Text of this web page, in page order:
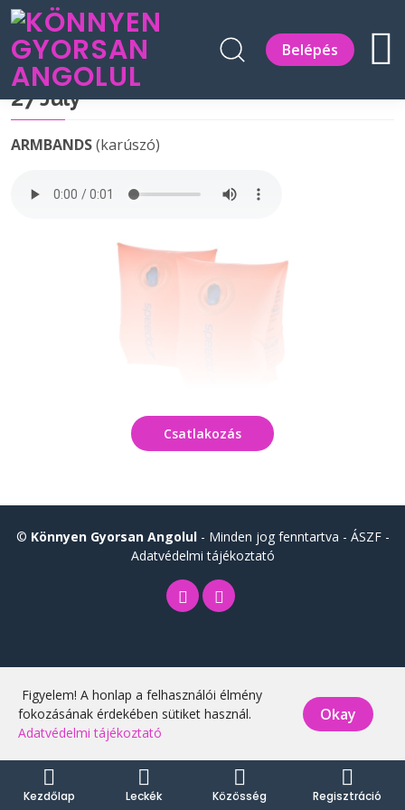
Belépés
27 July
ARMBANDS(karúszó)
Csatlakozás
© Könnyen Gyorsan Angolul- Minden jog fenntartva - ÁSZF-
Adatvédelmi tájékoztató
Figyelem! A honlap a felhasználói élmény
fokozásának érdekében sütiket használ.
Adatvédelmi tájékoztató
Okay
Kezdőlap Leckék Közösség Regisztráció